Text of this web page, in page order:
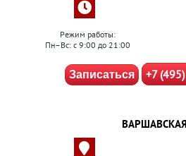
Режим работы:
Пн–Вс: с 9:00 до 21:00
Записаться +7
ВАРШАВСКАЯ